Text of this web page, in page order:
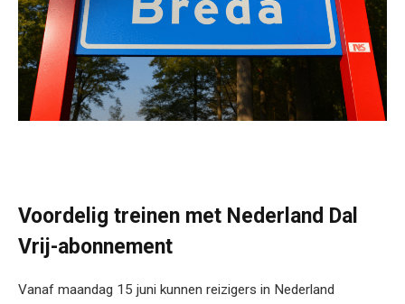
Voordelig treinen met Nederland Dal
Vrij-abonnement
Vanaf maandag 15 juni kunnen reizigers in Nederland